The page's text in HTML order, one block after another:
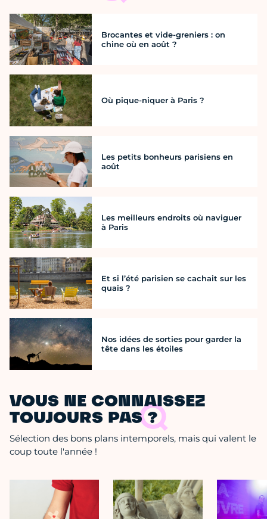
Brocantes et vide-greniers : on
chine où en août ?
Où pique-niquer à Paris ?
Les petits bonheurs parisiens en
août
Les meilleurs endroits où naviguer
à Paris
Et si l’été parisien se cachait sur les
quais ?
Nos idées de sorties pour garder la
tête dans les étoiles
VOUS NE CONNAISSEZ
TOUJOURS PAS ?
Sélection des bons plans intemporels, mais qui valent le
coup toute l'année !